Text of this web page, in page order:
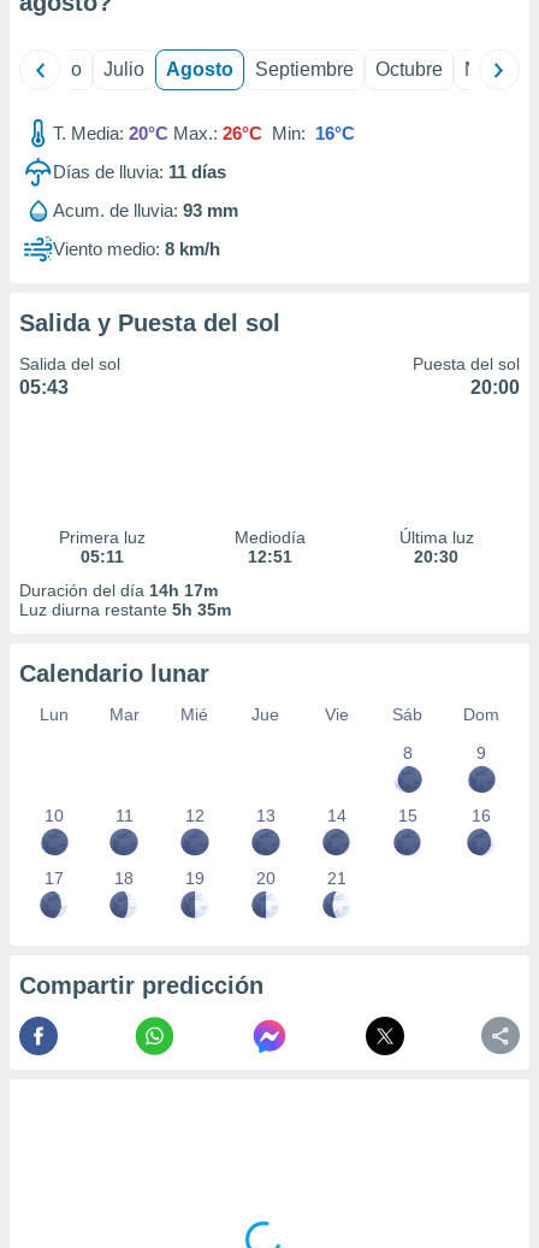
mediante
publicidad
publicidad
1199
Junio Julio Agosto Septiembre Octubre
T. Media: 20°C Max.: 26°C Min: 16°C
Días de lluvia: 11 días
Acum. de lluvia: 93 mm
Viento medio: 8 km/h
Salida y Puesta del sol
Salida del sol
05:43
Puesta del sol
20:00
Primera luz
05:11
Mediodía
12:51
Última luz
20:30
Duración del día 14h 17m
Luz diurna restante 5h 35m
Calendario lunar
Lun Mar Mié Jue Vie Sáb
Dom
8
9
10 11 12 13 14 15 16
17 18 19 20 21
Compartir predicción